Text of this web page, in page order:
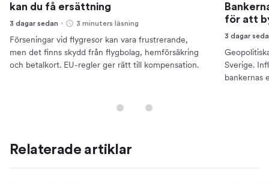
kan du få ersättning
3 dagar sedan 3 minuters läsning
Förseningar vid flygresor kan vara frustrerande,
men det finns skydd från flygbolag, hemförsäkring
och betalkort. EU-regler ger rätt till kompensation.
för att
3 dagar
Sverige.
bankernas
Relaterade artiklar